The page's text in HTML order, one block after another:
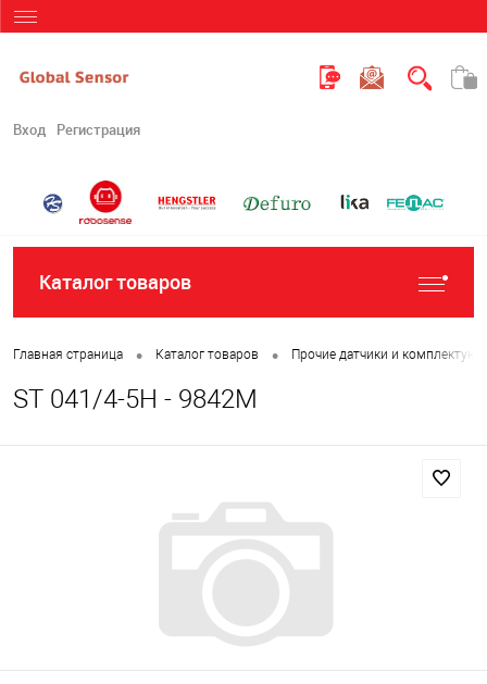
Вход Регистрация
Каталог товаров
Главная страница • Каталог товаров • Прочие датчики и
ST 041/4-5H - 9842M